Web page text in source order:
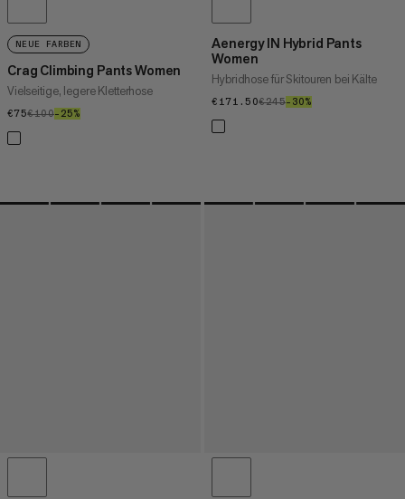
NEUE FARBEN
Crag Climbing Pants Women
Vielseitige, legere Kletterhose
€75€75
€100€100
–25%
Aenergy IN Hybrid Pants
Women
Hybridhose für Skitouren bei Kälte
€171.50€171.50
€245€245
–30%